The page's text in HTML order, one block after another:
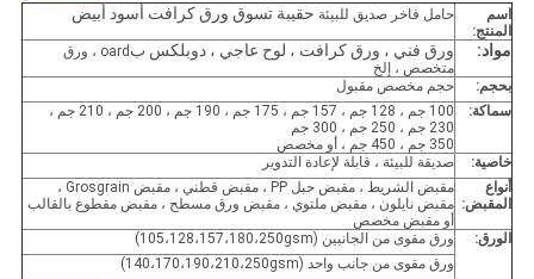
اسم
المنتج:
حامل فاخر صديق للبيئة حقيبة تسوق ورق كرافت أسود أبيض
مواد:
ورق فني ، ورق كرافت ، لوح عاجي ، دوبلكس ب
oard ، ورق
متخصص ، إلخ
بحجم:
حجم مخصص مقبول
سماكة:
100 جم ، 128 جم ، 157 جم ، 175 جم ، 190 جم ، 200 جم ، 210 جم ،
230 جم ، 250 جم ، 300 جم
350 جم ، 450 جم ، أو مخصص
خاصية:
صديقة للبيئة ، قابلة لإعادة التدوير
أنواع
المقبض:
مقبض الشريط ، مقبض حبل PP ، مقبض قطني ، مقبض Grosgrain ،
مقبض نايلون ، مقبض ملتوي ، مقبض ورق مسطح ، مقبض مقطوع بالقالب
أو مقبض مخصص
الورق:
ورق مقوى من الجانبين (105،128،157،180،250gsm)
ورق مقوى من جانب واحد (140،170،190،210،250gsm)